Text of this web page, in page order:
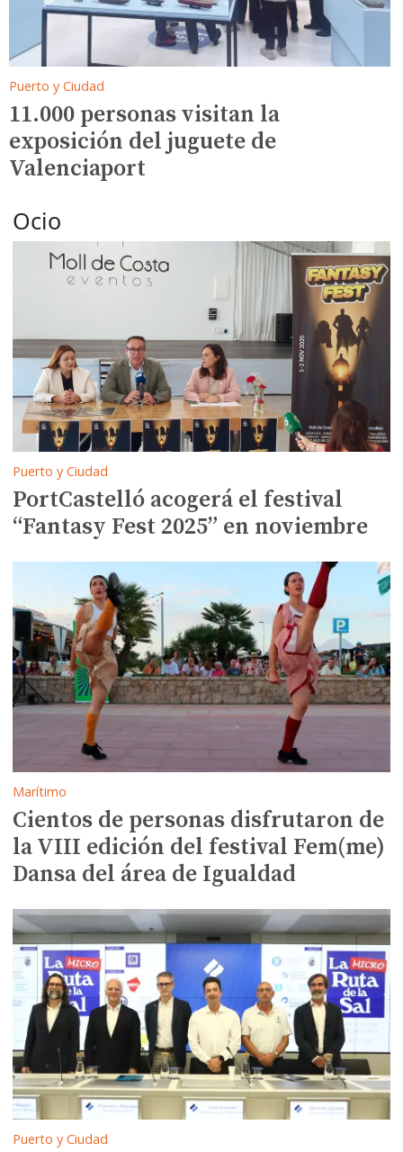
Puerto y Ciudad
11.000 personas visitan la
exposición del juguete de
Valenciaport
Ocio
Puerto y Ciudad
PortCastelló acogerá el festival
“Fantasy Fest 2025” en noviembre
Marítimo
Cientos de personas disfrutaron de
la VIII edición del festival Fem(me)
Dansa del área de Igualdad
Puerto y Ciudad